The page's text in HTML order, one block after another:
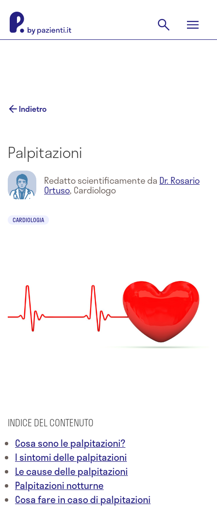
Indietro
Palpitazioni
Redatto scientificamente da Dr. Rosario
Ortuso, Cardiologo
CARDIOLOGIA
INDICE DEL CONTENUTO
Cosa sono le palpitazioni?
I sintomi delle palpitazioni
Le cause delle palpitazioni
Palpitazioni notturne
Cosa fare in caso di palpitazioni